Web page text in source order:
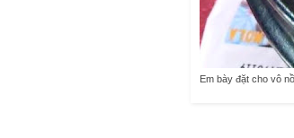
Em bày đặt cho vô